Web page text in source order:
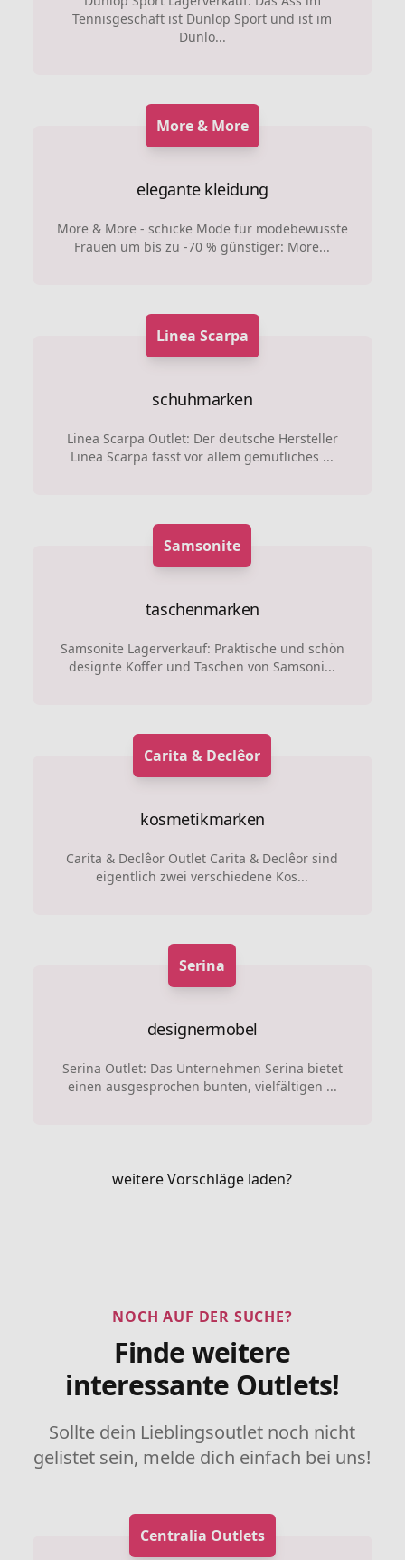
Tennisgeschäft ist Dunlop Sport und ist im
Dunlo...
More & More
elegante kleidung
More & More - schicke Mode für modebewusste
Frauen um bis zu -70 % günstiger: More...
Linea Scarpa
schuhmarken
Linea Scarpa Outlet: Der deutsche Hersteller
Linea Scarpa fasst vor allem gemütliches ...
Samsonite
taschenmarken
Samsonite Lagerverkauf: Praktische und schön
designte Koffer und Taschen von Samsoni...
Carita & Declêor
kosmetikmarken
Carita & Declêor Outlet Carita & Declêor sind
eigentlich zwei verschiedene Kos...
Serina
designermobel
Serina Outlet: Das Unternehmen Serina bietet
einen ausgesprochen bunten, vielfältigen ...
weitere Vorschläge laden?
NOCH AUF DER SUCHE?
Finde weitere
interessante Outlets!
Sollte dein Lieblingsoutlet noch nicht
gelistet sein, melde dich einfach bei uns!
Centralia Outlets